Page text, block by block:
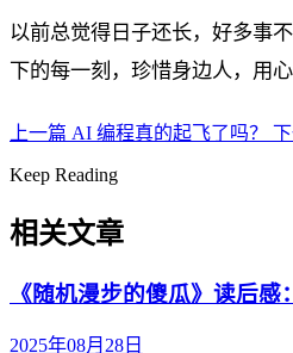
以前总觉得日子还长，好多事
下的每一刻，珍惜身边人，用
上一篇 AI 编程真的起飞了吗？
Keep Reading
相关文章
《随机漫步的傻瓜》读后
2025年08月28日